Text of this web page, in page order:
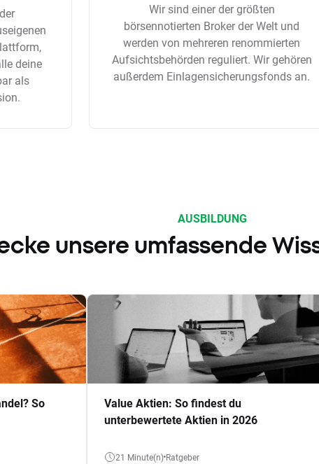
deine
als
Wir sind einer der größten
börsennotierten Broker der Welt und
werden von mehreren renommierten
Aufsichtsbehörden reguliert. Wir gehören
außerdem Einlagensicherungsfonds an.
AUSBILDUNG
unsere umfassende
So
Value Aktien: So findest du
unterbewertete Aktien in 2026
21 Minute(n) Ratgeber